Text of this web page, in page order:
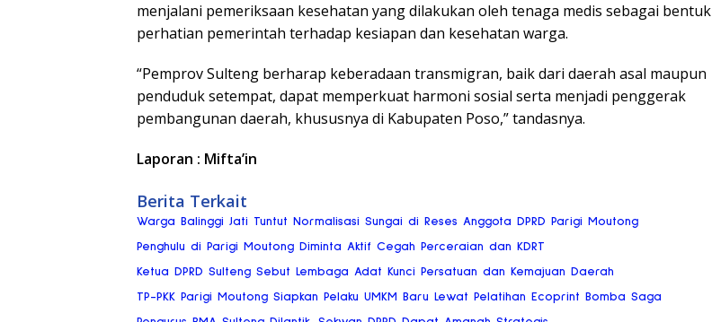
menjalani pemeriksaan kesehatan yang dilakukan oleh tenaga medis sebagai bentuk
perhatian pemerintah terhadap kesiapan dan kesehatan warga.
“Pemprov Sulteng berharap keberadaan transmigran, baik dari daerah asal maupun
penduduk setempat, dapat memperkuat harmoni sosial serta menjadi penggerak
pembangunan daerah, khususnya di Kabupaten Poso,” tandasnya.
Laporan : Mifta’in
Berita Terkait
Warga Balinggi Jati Tuntut Normalisasi Sungai di Reses Anggota DPRD Parigi Moutong
Penghulu di Parigi Moutong Diminta Aktif Cegah Perceraian dan KDRT
Ketua DPRD Sulteng Sebut Lembaga Adat Kunci Persatuan dan Kemajuan Daerah
TP-PKK Parigi Moutong Siapkan Pelaku UMKM Baru Lewat Pelatihan Ecoprint Bomba Saga